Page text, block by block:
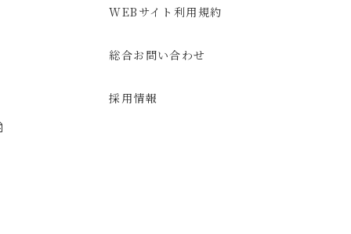
WEBサイト利用規約
総合お問い合わせ
採用情報